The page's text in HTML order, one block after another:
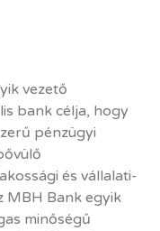
vezető
bank célja, hogy
pénzügyi
és vállalati-
MBH Bank egyik
minőségű